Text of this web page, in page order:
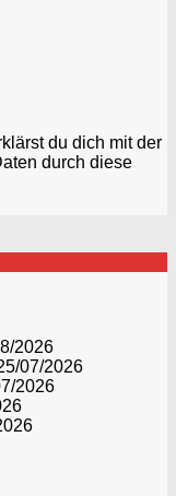
du dich mit der
durch diese
2026
07/2026
2026